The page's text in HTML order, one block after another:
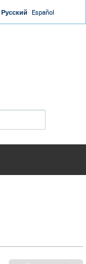
Русский Español